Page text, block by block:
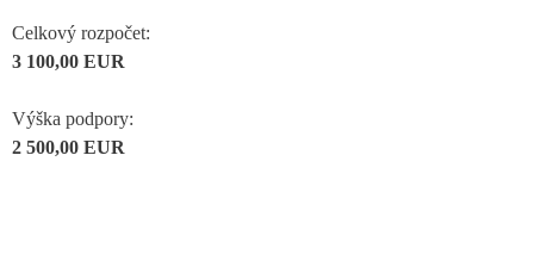
Celkový rozpočet:
3 100,00 EUR
Výška podpory:
2 500,00 EUR